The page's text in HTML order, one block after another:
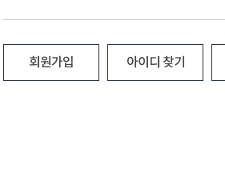
회원가입 아이디 찾기